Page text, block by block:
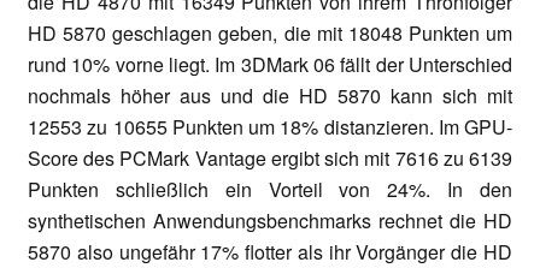
HD 5870 geschlagen geben, die mit 18048 Punkten um
rund 10% vorne liegt. Im 3DMark 06 fällt der Unterschied
nochmals höher aus und die HD 5870 kann sich mit
12553 zu 10655 Punkten um 18% distanzieren. Im GPU-
Score des PCMark Vantage ergibt sich mit 7616 zu 6139
Punkten schließlich ein Vorteil von 24%. In den
synthetischen Anwendungsbenchmarks rechnet die HD
5870 also ungefähr 17% flotter als ihr Vorgänger die HD